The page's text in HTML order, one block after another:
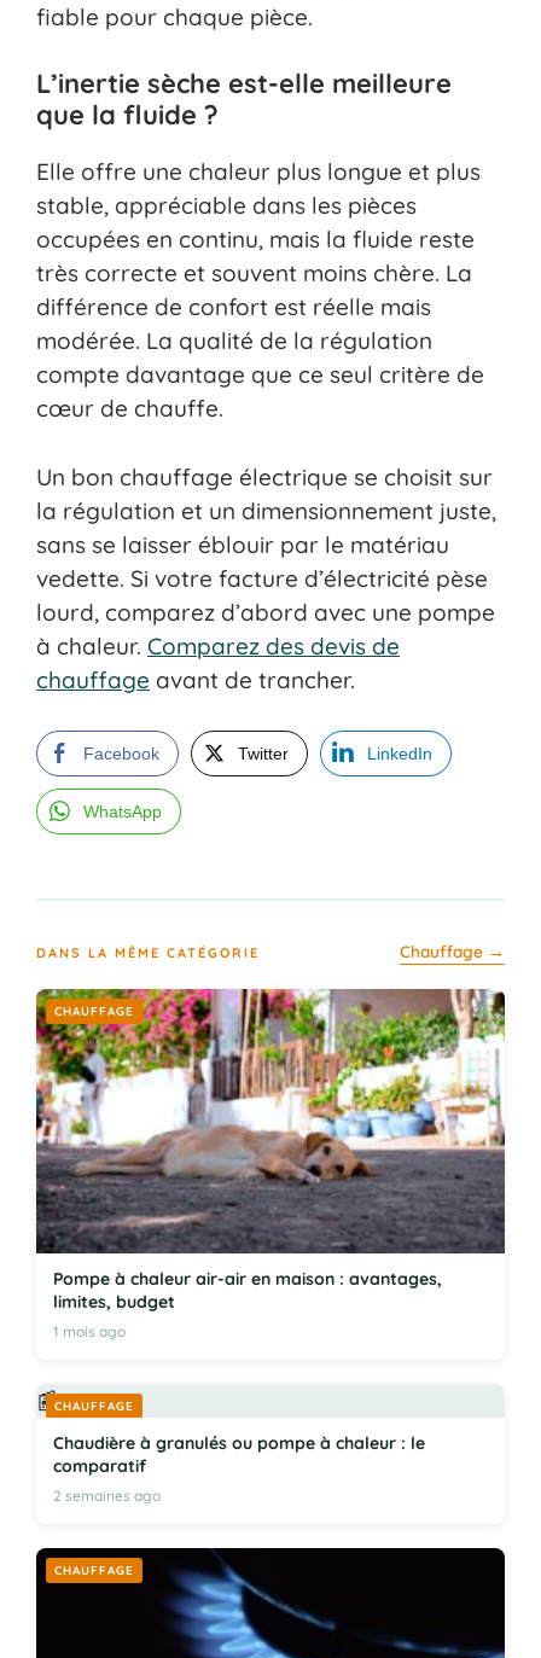
fiable pour chaque pièce.
L’inertie sèche est-elle meilleure
que la fluide ?
Elle offre une chaleur plus longue et plus
stable, appréciable dans les pièces
occupées en continu, mais la fluide reste
très correcte et souvent moins chère. La
différence de confort est réelle mais
modérée. La qualité de la régulation
compte davantage que ce seul critère de
cœur de chauffe.
Un bon chauffage électrique se choisit sur
la régulation et un dimensionnement juste,
sans se laisser éblouir par le matériau
vedette. Si votre facture d’électricité pèse
lourd, comparez d’abord avec une pompe
à chaleur. Comparez des devis de
chauffage avant de trancher.
Facebook Twitter LinkedIn
WhatsApp
DANS LA MÊME CATÉGORIE Chauffage →
CHAUFFAGE
Pompe à chaleur air-air en maison : avantages,
limites, budget
1 mois ago
📰CHAUFFAGE
Chaudière à granulés ou pompe à chaleur : le
comparatif
2 semaines ago
CHAUFFAGE